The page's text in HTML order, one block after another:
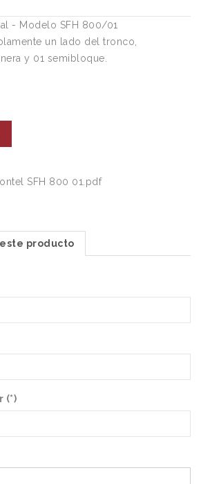
- Modelo SFH 800/01
un lado del tronco,
y 01 semibloque.
SFH 800 01.pdf
producto
(*)